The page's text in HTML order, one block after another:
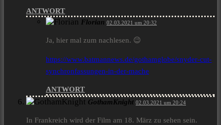
ANTWORT
Florian 02.03.2021 um 20:32
Ja, hier mal zum nachlesen. 😉
https://www.batmannews.de/gothamglobe/snyder-cut-
synchronfassungen-in-der-mache
ANTWORT
GothamKnight 02.03.2021 um 20:24
In Frankreich wird der Film am 18. März zu sehen sein.